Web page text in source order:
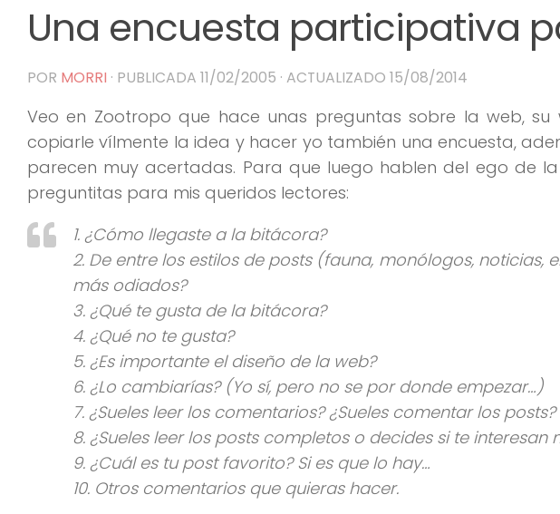
Una encuesta participativa
POR MORRI · PUBLICADA 11/02/2005 · ACTUALIZADO 15/08/2014
Veo en Zootropo que hace unas preguntas sobre la web,
copiarle vílmente la idea y hacer yo también una encuesta,
parecen muy acertadas. Para que luego hablen del ego de
preguntitas para mis queridos lectores:
1. ¿Cómo llegaste a la bitácora?
2. De entre los estilos de posts (fauna, monólogos, noticias,
más odiados?
3. ¿Qué te gusta de la bitácora?
4. ¿Qué no te gusta?
5. ¿Es importante el diseño de la web?
6. ¿Lo cambiarías? (Yo sí, pero no se por donde empezar…)
7. ¿Sueles leer los comentarios? ¿Sueles comentar los
8. ¿Sueles leer los posts completos o decides si te
9. ¿Cuál es tu post favorito? Si es que lo hay…
10. Otros comentarios que quieras hacer.